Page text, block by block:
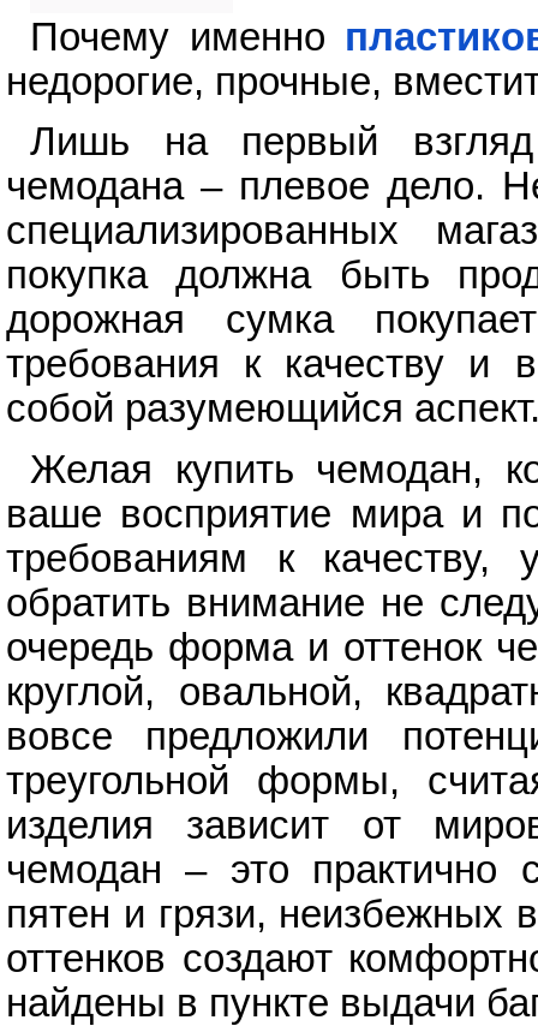
Почему именно
недорогие, прочные,
Лишь на первый
чемодана – плевое дело.
специализированных
покупка должна быть
дорожная сумка
требования к качеству
собой разумеющийся
Желая купить чемодан,
ваше восприятие мира и
требованиям к качеству,
обратить внимание не
очередь форма и оттенок
круглой, овальной,
вовсе предложили
треугольной формы,
изделия зависит от
чемодан – это практично
пятен и грязи, неизбежных
оттенков создают
найдены в пункте выдачи